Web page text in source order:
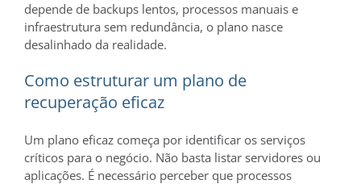
depende de backups lentos, processos manuais e
infraestrutura sem redundância, o plano nasce
desalinhado da realidade.
Como estruturar um plano de
recuperação eficaz
Um plano eficaz começa por identificar os serviços
críticos para o negócio. Não basta listar servidores ou
aplicações. É necessário perceber que processos